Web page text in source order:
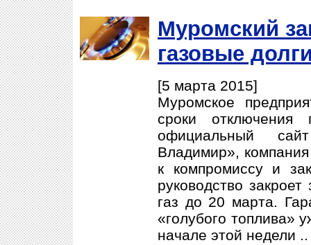
Муромский
газовые
[5 марта 2015]
Муромское
сроки отключения
официальный
Владимир»,
к компромиссу и
руководство
газ до 20 марта.
«голубого топлива»
начале этой недели